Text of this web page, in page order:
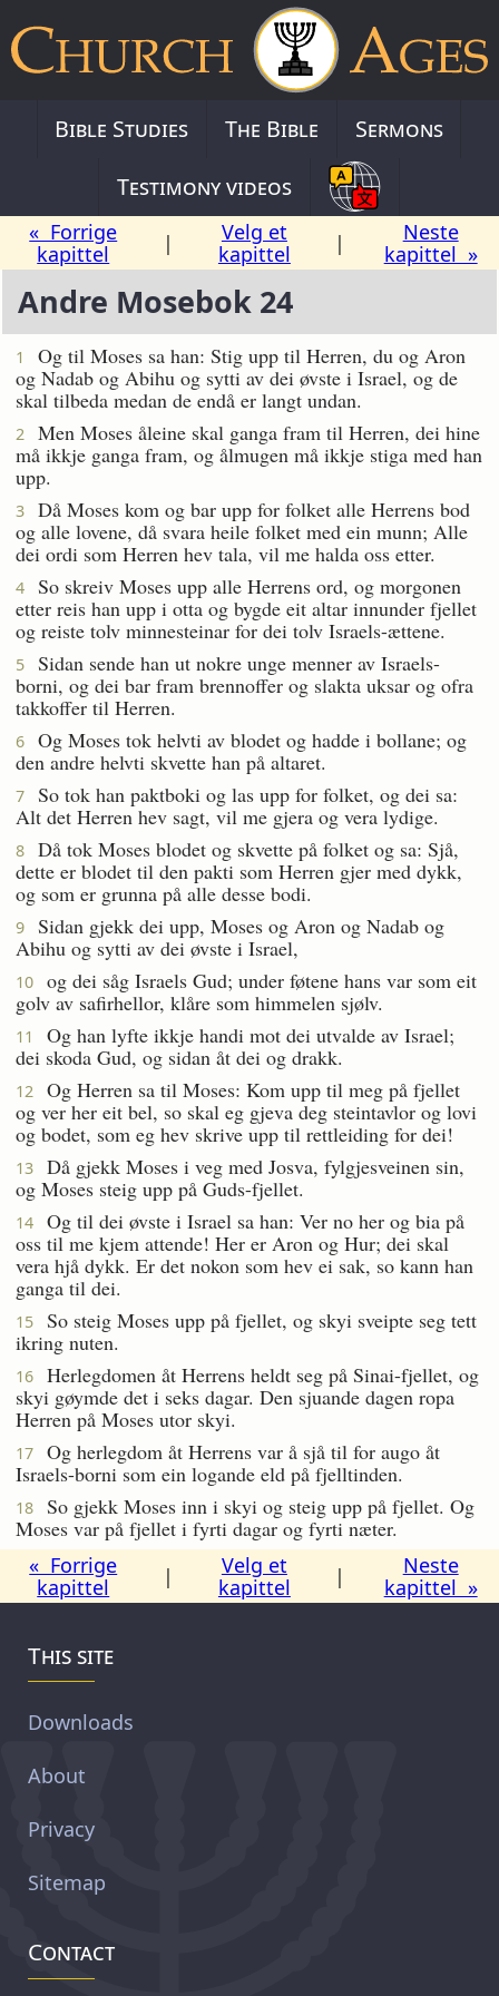
Bible Studies The Bible
Sermons
Testimony videos
« Forrige
kapittel
|
Velg et
kapittel
|
Neste
kapittel »
Andre Mosebok 24
1
Og til Moses sa han: Stig upp til Herren, du og Aron
og Nadab og Abihu og sytti av dei øvste i Israel, og de
skal tilbeda medan de endå er langt undan.
2
Men Moses åleine skal ganga fram til Herren, dei hine
må ikkje ganga fram, og ålmugen må ikkje stiga med han
upp.
3
Då Moses kom og bar upp for folket alle Herrens bod
og alle lovene, då svara heile folket med ein munn; Alle
dei ordi som Herren hev tala, vil me halda oss etter.
4
So skreiv Moses upp alle Herrens ord, og morgonen
etter reis han upp i otta og bygde eit altar innunder fjellet
og reiste tolv minnesteinar for dei tolv Israels-ættene.
5
Sidan sende han ut nokre unge menner av Israels-
borni, og dei bar fram brennoffer og slakta uksar og ofra
takkoffer til Herren.
6
Og Moses tok helvti av blodet og hadde i bollane; og
den andre helvti skvette han på altaret.
7
So tok han paktboki og las upp for folket, og dei sa:
Alt det Herren hev sagt, vil me gjera og vera lydige.
8
Då tok Moses blodet og skvette på folket og sa: Sjå,
dette er blodet til den pakti som Herren gjer med dykk,
og som er grunna på alle desse bodi.
9
Sidan gjekk dei upp, Moses og Aron og Nadab og
Abihu og sytti av dei øvste i Israel,
10
og dei såg Israels Gud; under føtene hans var som eit
golv av safirhellor, klåre som himmelen sjølv.
11
Og han lyfte ikkje handi mot dei utvalde av Israel;
dei skoda Gud, og sidan åt dei og drakk.
12
Og Herren sa til Moses: Kom upp til meg på fjellet
og ver her eit bel, so skal eg gjeva deg steintavlor og lovi
og bodet, som eg hev skrive upp til rettleiding for dei!
13
Då gjekk Moses i veg med Josva, fylgjesveinen sin,
og Moses steig upp på Guds-fjellet.
14
Og til dei øvste i Israel sa han: Ver no her og bia på
oss til me kjem attende! Her er Aron og Hur; dei skal
vera hjå dykk. Er det nokon som hev ei sak, so kann han
ganga til dei.
15
So steig Moses upp på fjellet, og skyi sveipte seg tett
ikring nuten.
16
Herlegdomen åt Herrens heldt seg på Sinai-fjellet, og
skyi gøymde det i seks dagar. Den sjuande dagen ropa
Herren på Moses utor skyi.
17
Og herlegdom åt Herrens var å sjå til for augo åt
Israels-borni som ein logande eld på fjelltinden.
18
So gjekk Moses inn i skyi og steig upp på fjellet. Og
Moses var på fjellet i fyrti dagar og fyrti næter.
« Forrige
kapittel
|
Velg et
kapittel
|
Neste
kapittel »
This site
Downloads
About
Privacy
Sitemap
Contact